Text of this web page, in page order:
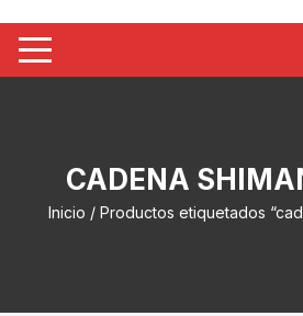
CADENA
Inicio / Productos etiquetados